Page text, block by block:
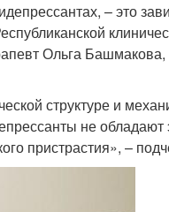
– это
Ольга
структуре и
не
пристрастия», –